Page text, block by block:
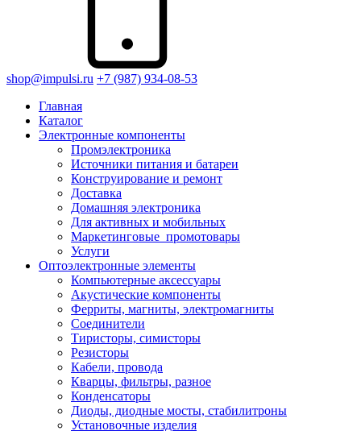
shop@impulsi.ru +7 (987) 934-08-53
Главная
Каталог
Электронные компоненты
Промэлектроника
Источники питания и батареи
Конструирование и ремонт
Доставка
Домашняя электроника
Для активных и мобильных
Маркетинговые_промотовары
Услуги
Оптоэлектронные элементы
Компьютерные аксессуары
Акустические компоненты
Ферриты, магниты, электромагниты
Соединители
Тиристоры, симисторы
Резисторы
Кабели, провода
Кварцы, фильтры, разное
Конденсаторы
Диоды, диодные мосты, стабилитроны
Установочные изделия